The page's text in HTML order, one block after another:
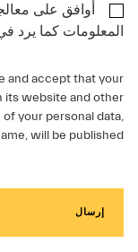
أوافق على
المعلومات كما يرد في القسم 3 من
and accept that your
its website and other
your personal data,
will be published.
إرسال